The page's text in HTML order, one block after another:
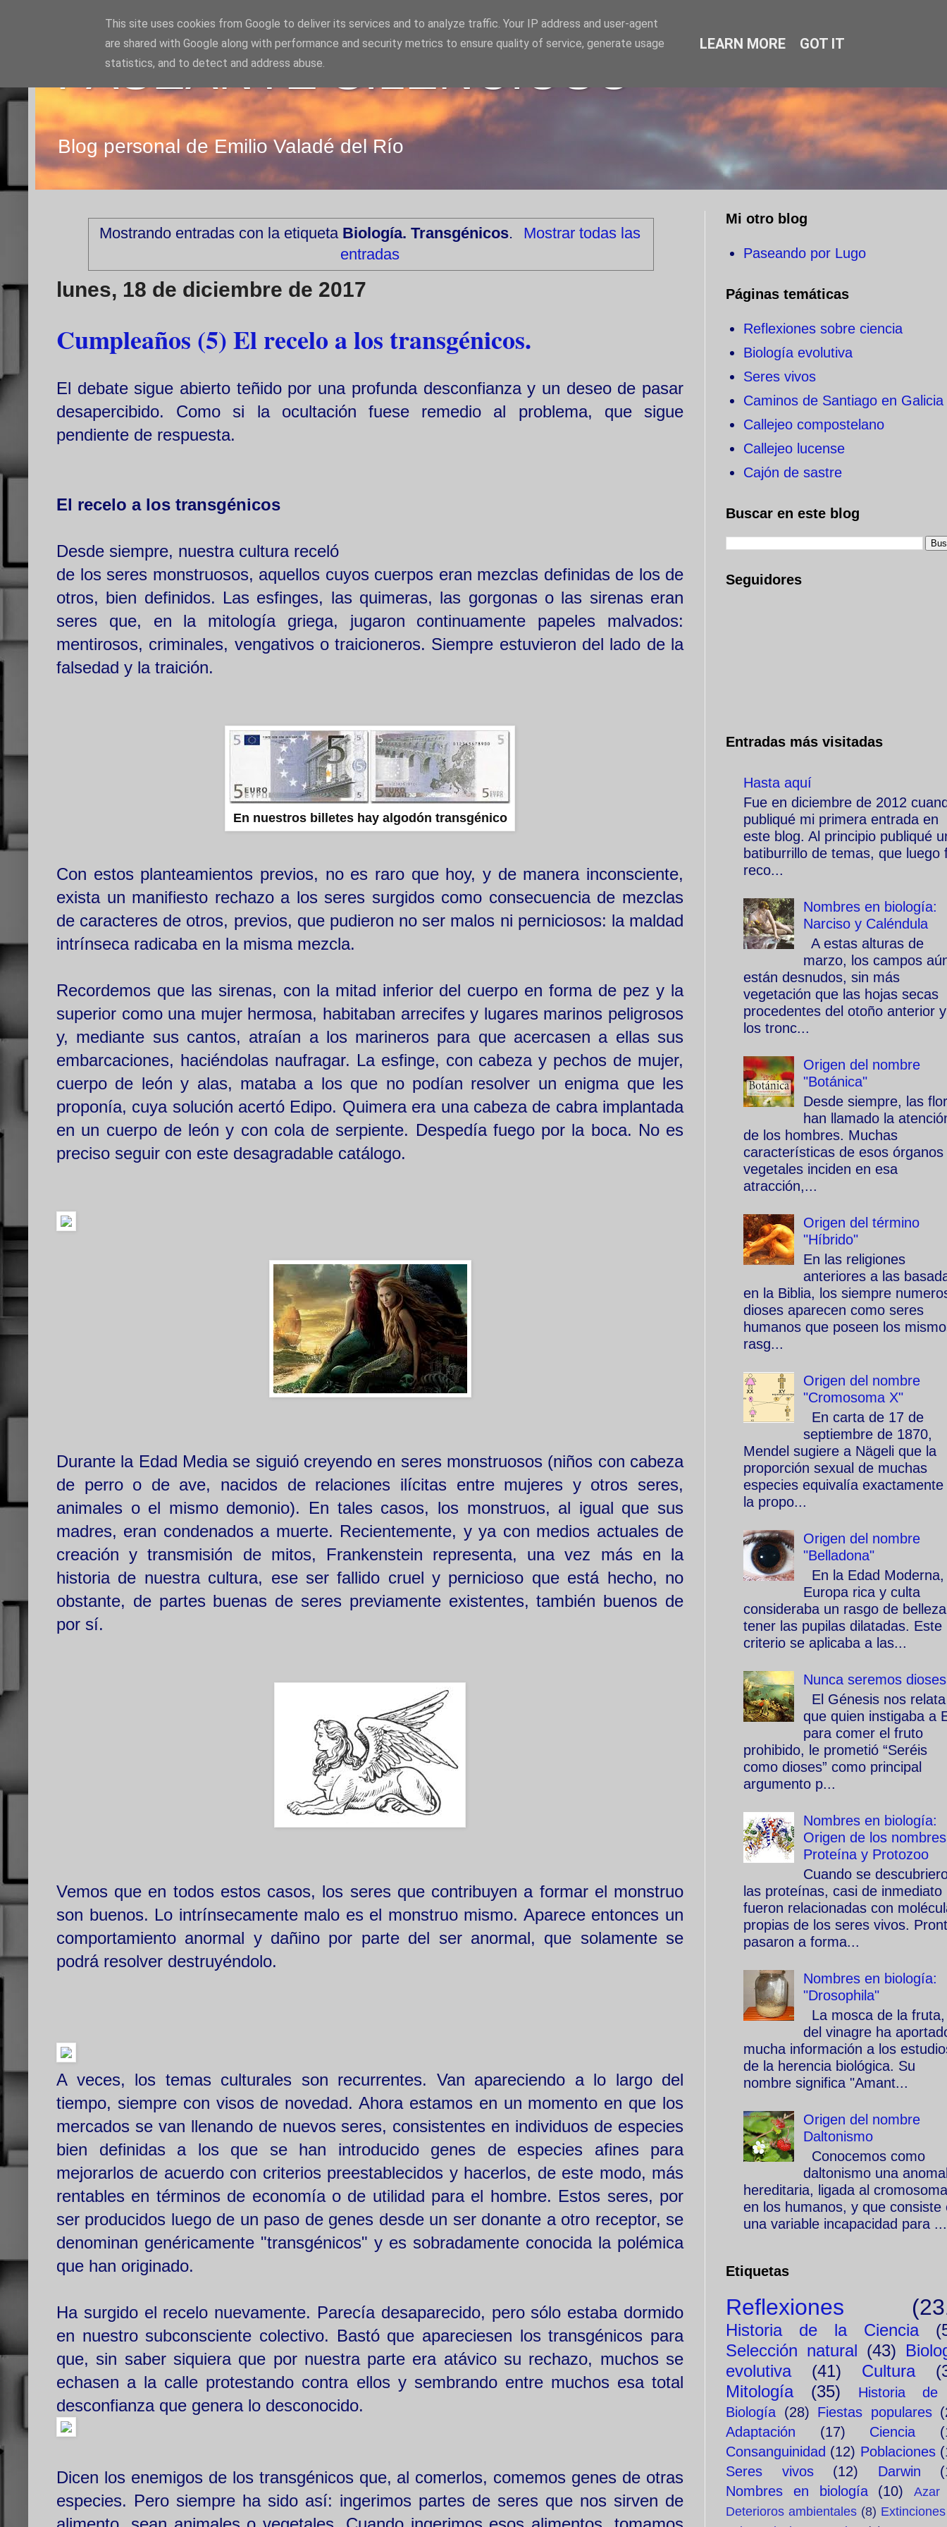
PASEANTE SILENCIOSO
Blog personal de Emilio Valadé del Río
Mostrando entradas con la etiqueta Biología. Transgénicos.
Mostrar todas las
entradas
lunes, 18 de diciembre de 2017
Cumpleaños (5) El recelo a los transgénicos.
El debate sigue abierto teñido por una profunda desconfianza y un deseo de pasar
desapercibido. Como si la ocultación fuese remedio al problema, que sigue
pendiente de respuesta.
El recelo a los transgénicos
Desde siempre, nuestra cultura receló
de los seres monstruosos, aquellos cuyos cuerpos eran mezclas definidas de los de
otros, bien definidos. Las esfinges, las quimeras, las gorgonas o las sirenas eran
seres que, en la mitología griega, jugaron continuamente papeles malvados:
mentirosos, criminales, vengativos o traicioneros. Siempre estuvieron del lado de la
falsedad y la traición.
En nuestros billetes hay algodón transgénico
Con estos planteamientos previos, no es raro que hoy, y de manera inconsciente,
exista un manifiesto rechazo a los seres surgidos como consecuencia de mezclas
de caracteres de otros, previos, que pudieron no ser malos ni perniciosos: la maldad
intrínseca radicaba en la misma mezcla.
Recordemos que las sirenas, con la mitad inferior del cuerpo en forma de pez y la
superior como una mujer hermosa, habitaban arrecifes y lugares marinos peligrosos
y, mediante sus cantos, atraían a los marineros para que acercasen a ellas sus
embarcaciones, haciéndolas naufragar. La esfinge, con cabeza y pechos de mujer,
cuerpo de león y alas, mataba a los que no podían resolver un enigma que les
proponía, cuya solución acertó Edipo. Quimera era una cabeza de cabra implantada
en un cuerpo de león y con cola de serpiente. Despedía fuego por la boca. No es
preciso seguir con este desagradable catálogo.
Durante la Edad Media se siguió creyendo en seres monstruosos (niños con cabeza
de perro o de ave, nacidos de relaciones ilícitas entre mujeres y otros seres,
animales o el mismo demonio). En tales casos, los monstruos, al igual que sus
madres, eran condenados a muerte. Recientemente, y ya con medios actuales de
creación y transmisión de mitos, Frankenstein representa, una vez más en la
historia de nuestra cultura, ese ser fallido cruel y pernicioso que está hecho, no
obstante, de partes buenas de seres previamente existentes, también buenos de
por sí.
Vemos que en todos estos casos, los seres que contribuyen a formar el monstruo
son buenos. Lo intrínsecamente malo es el monstruo mismo. Aparece entonces un
comportamiento anormal y dañino por parte del ser anormal, que solamente se
podrá resolver destruyéndolo.
A veces, los temas culturales son recurrentes. Van apareciendo a lo largo del
tiempo, siempre con visos de novedad. Ahora estamos en un momento en que los
mercados se van llenando de nuevos seres, consistentes en individuos de especies
bien definidas a los que se han introducido genes de especies afines para
mejorarlos de acuerdo con criterios preestablecidos y hacerlos, de este modo, más
rentables en términos de economía o de utilidad para el hombre. Estos seres, por
ser producidos luego de un paso de genes desde un ser donante a otro receptor, se
denominan genéricamente "transgénicos" y es sobradamente conocida la polémica
que han originado.
Ha surgido el recelo nuevamente. Parecía desaparecido, pero sólo estaba dormido
en nuestro subconsciente colectivo. Bastó que apareciesen los transgénicos para
que, sin saber siquiera que por nuestra parte era atávico su rechazo, muchos se
echasen a la calle protestando contra ellos y sembrando entre muchos esa total
desconfianza que genera lo desconocido.
Dicen los enemigos de los transgénicos que, al comerlos, comemos genes de otras
especies. Pero siempre ha sido así: ingerimos partes de seres que nos sirven de
Mi otro blog
Paseando por Lugo
Páginas temáticas
Reflexiones sobre ciencia
Biología evolutiva
Seres vivos
Caminos de Santiago en Galicia
Callejeo compostelano
Callejeo lucense
Cajón de sastre
Buscar en este blog
Seguidores
Entradas más visitadas
Hasta aquí
Fue en diciembre de 2012
publiqué mi primera entrada en
este blog. Al principio publiqué
batiburrillo de temas, que luego
reco...
Nombres en biología:
Narciso y Caléndula
A estas alturas de
marzo, los campos
están desnudos, sin más
vegetación que las hojas secas
procedentes del otoño anterior y
los tronc...
Origen del nombre
"Botánica"
Desde siempre, las
han llamado la
de los hombres. Muchas
características de esos órganos
vegetales inciden en esa
atracción,...
Origen del término
"Híbrido"
En las religiones
anteriores a las
en la Biblia, los siempre
dioses aparecen como seres
humanos que poseen los
rasg...
Origen del nombre
"Cromosoma X"
En carta de 17 de
septiembre de 1870,
Mendel sugiere a Nägeli que la
proporción sexual de muchas
especies equivalía exactamente
la propo...
Origen del nombre
"Belladona"
En la Edad Moderna,
Europa rica y culta
consideraba un rasgo de
tener las pupilas dilatadas. Este
criterio se aplicaba a las...
Nunca seremos dioses
El Génesis nos relata
que quien instigaba a
para comer el fruto
prohibido, le prometió “Seréis
como dioses” como principal
argumento p...
Nombres en biología:
Origen de los nombres
Proteína y Protozoo
Cuando se
las proteínas, casi de inmediato
fueron relacionadas con
propias de los seres vivos.
pasaron a forma...
Nombres en biología:
"Drosophila"
La mosca de la
del vinagre ha
mucha información a los
de la herencia biológica. Su
nombre significa "Amant...
Origen del nombre
Daltonismo
Conocemos como
daltonismo una
hereditaria, ligada al
en los humanos, y que consiste
una variable incapacidad para ...
Etiquetas
Reflexiones
Historia de la Ciencia
Selección natural (43)
evolutiva
(41) Cultura
Mitología
(35)
Historia
Biología (28) Fiestas populares
Adaptación
(17) Ciencia
Consanguinidad (12) Poblaciones
Seres vivos
(12) Darwin
Nombres en biología
(10)
Azar
Deterioros ambientales (8) Extinciones
This site uses cookies from Google to deliver its services and to analyze traffic. Your IP address and user-agent
are shared with Google along with performance and security metrics to ensure quality of service, generate usage
statistics, and to detect and address abuse.
LEARN MORE GOT IT